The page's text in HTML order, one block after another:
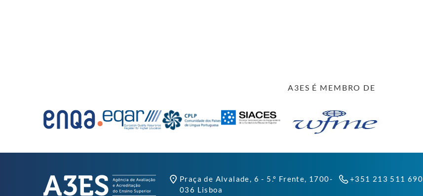
A3ES É MEMBRO DE
Praça de Alvalade, 6 - 5.º Frente, 1700-
036 Lisboa
+351 213 511 690